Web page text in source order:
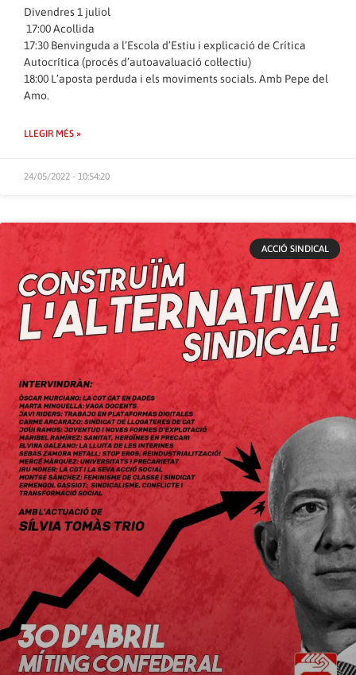
Divendres 1 juliol
17:00 Acollida
17:30 Benvinguda a l’Escola d’Estiu i explicació de Crítica
Autocrítica (procés d’autoavaluació col·lectiu)
18:00 L’aposta perduda i els moviments socials. Amb Pepe del
Amo.
LLEGIR MÉS »
24/05/2022 - 10:54:20
ACCIÓ SINDICAL